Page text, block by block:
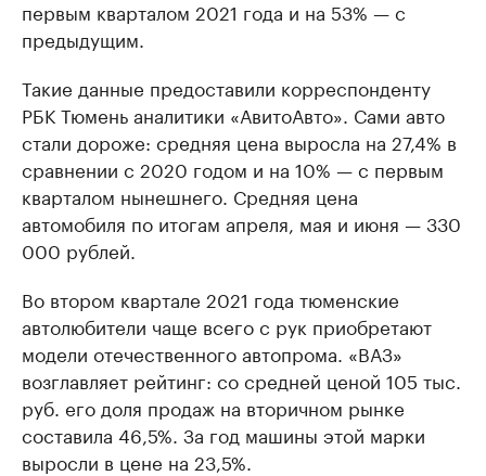
первым кварталом 2021 года и на 53% — с
предыдущим.
Такие данные предоставили корреспонденту
РБК Тюмень аналитики «АвитоАвто». Сами авто
стали дороже: средняя цена выросла на 27,4% в
сравнении с 2020 годом и на 10% — с первым
кварталом нынешнего. Средняя цена
автомобиля по итогам апреля, мая и июня — 330
000 рублей.
Во втором квартале 2021 года тюменские
автолюбители чаще всего с рук приобретают
модели отечественного автопрома. «ВАЗ»
возглавляет рейтинг: со средней ценой 105 тыс.
руб. его доля продаж на вторичном рынке
составила 46,5%. За год машины этой марки
выросли в цене на 23,5%.